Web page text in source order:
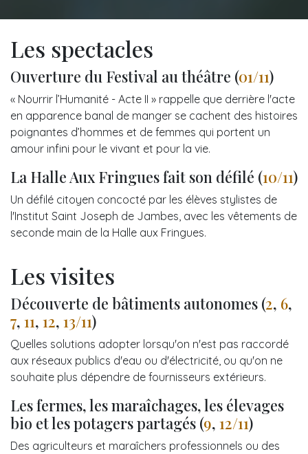
Les spectacles
Ouverture du Festival au théâtre (01/11)
« Nourrir l’Humanité - Acte II » rappelle que derrière l'acte
en apparence banal de manger se cachent des histoires
poignantes d’hommes et de femmes qui portent un
amour infini pour le vivant et pour la vie.
La Halle Aux Fringues fait son défilé (10/11)
Un défilé citoyen concocté par les élèves stylistes de
l'Institut Saint Joseph de Jambes, avec les vêtements de
seconde main de la Halle aux Fringues.
Les visites
Découverte de bâtiments autonomes (2, 6,
7, 11, 12, 13/11)
Quelles solutions adopter lorsqu'on n'est pas raccordé
aux réseaux publics d'eau ou d'électricité, ou qu'on ne
souhaite plus dépendre de fournisseurs extérieurs.
Les fermes, les maraîchages, les élevages
bio et les potagers partagés (9, 12/11)
Des agriculteurs et maraîchers professionnels ou des